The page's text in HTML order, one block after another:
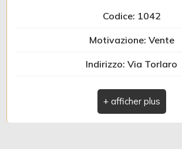
Codice: 1042
Motivazione: Vente
Indirizzo: Via Torlaro
Comune: Albenga
Zona: Centro Storico
Nouvelle construction